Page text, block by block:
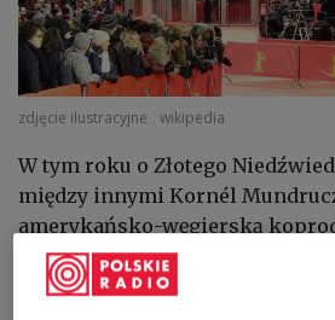
zdjęcie ilustracyjne wikipedia
W tym roku o Złotego
między innymi Kornél
amerykańsko-węgierską
której gwiazdą jest Amy Adams.
amerykański dramat z